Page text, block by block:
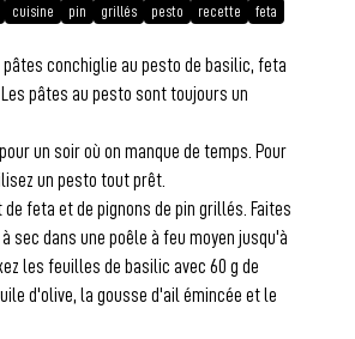
cuisine pin grillés pesto recette
feta
conchiglie au pesto de basilic, feta
pâtes au pesto sont toujours un
un soir où on manque de temps. Pour
un pesto tout prêt.
feta et de pignons de pin grillés. Faites
sec dans une poêle à feu moyen jusqu'à
les feuilles de basilic avec 60 g de
d'olive, la gousse d'ail émincée et le